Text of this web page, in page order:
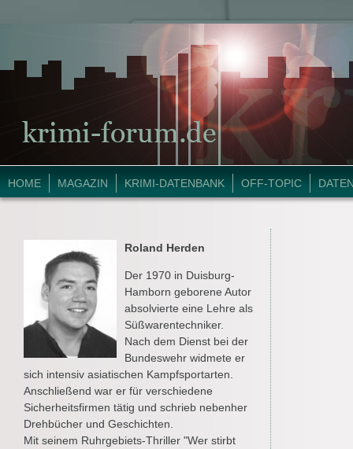
HOME MAGAZIN KRIMI-DATENBANK OFF-TOPIC
Roland Herden
Der 1970 in Duisburg-
Hamborn geborene Autor
absolvierte eine Lehre als
Süßwarentechniker.
Nach dem Dienst bei der
Bundeswehr widmete er
sich intensiv asiatischen Kampfsportarten.
Anschließend war er für verschiedene
Sicherheitsfirmen tätig und schrieb nebenher
Drehbücher und Geschichten.
Mit seinem Ruhrgebiets-Thriller "Wer stirbt